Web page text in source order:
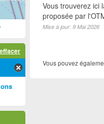
Vous trouverez ici
proposée par
Mise à jour: 9 Mai 2026
Vous pouvez
de Tourisme Métropol... (1)